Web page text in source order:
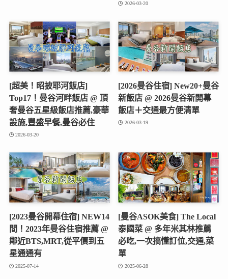
2026-03-20
[超美！昭披耶河飯店]
Top17！曼谷河畔飯店 @ 頂
奢曼谷五星級飯店推薦,豪華
設施,豐盛早餐,曼谷必住
2026-03-20
[2026曼谷住宿] New20+曼谷
新飯店 @ 2026曼谷新開幕
飯店＋交通最方便清單
2026-03-19
[2023曼谷開幕住宿] NEW14
間！2023年曼谷住宿推薦 @
鄰近BTS,MRT,從平價到五
星通通有
2025-07-14
[曼谷ASOK美食] The Local
泰國菜 @ 多年米其林推薦
必吃,一次搞懂訂位,交通,菜
單
2025-06-28